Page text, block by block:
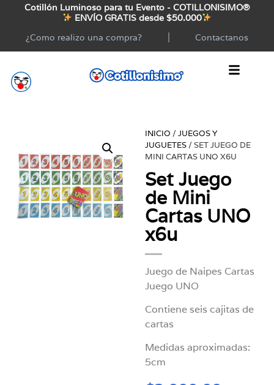
Cotillón Luminoso para tu Evento - COTILLONISIMO®
ENVÍO GRATIS desde $50.000
¿Como realizo una compra?
Contactanos
INICIO /JUEGOS Y
JUGUETES / SET JUEGO DE
MINI CARTAS UNO X6U
Set Juego
de Mini
Cartas UNO
x6u
Juego de Naipes Cartas
Juego UNO
Contiene seis cajitas de
cartas
Medidas aproximadas:
5cm